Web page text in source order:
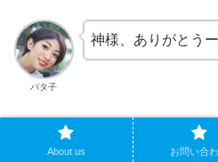
パタ子
神様、ありがとう
何の神様
About us お問い合